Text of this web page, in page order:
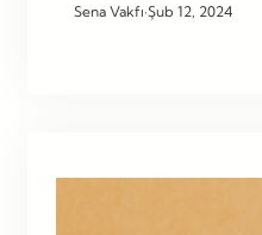
Sena Vakfı·Şub 12, 2024